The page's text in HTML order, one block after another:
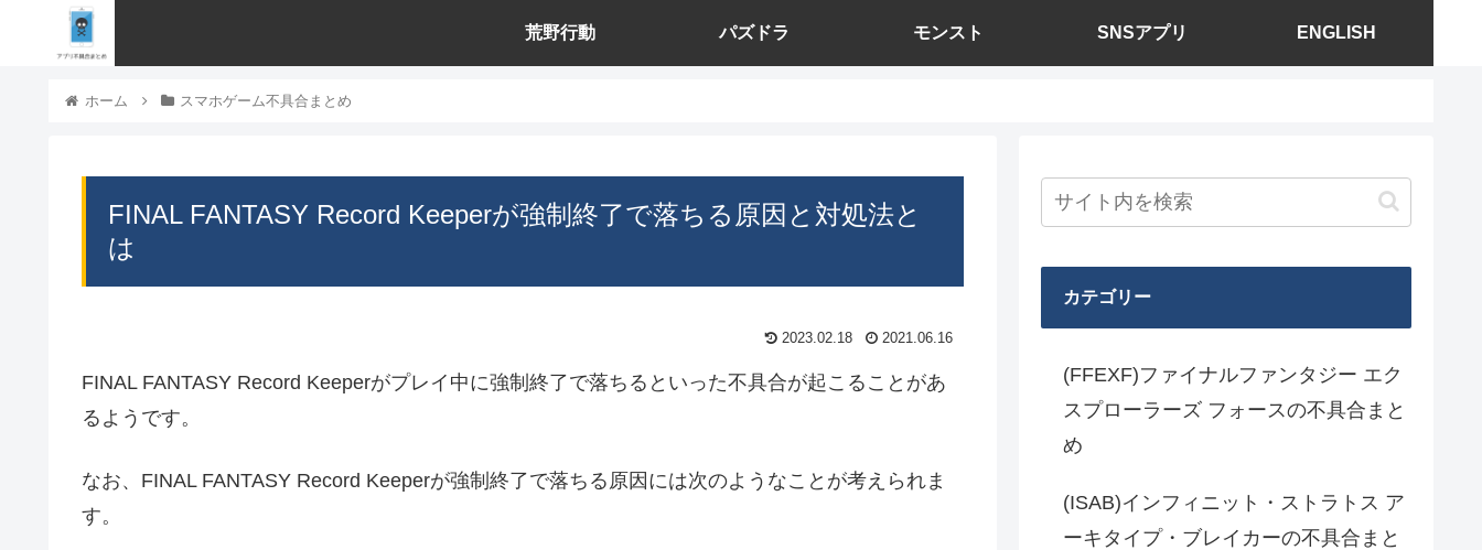
荒野行動 パズドラ モンスト SNSアプリ ENGLISH
ホーム スマホゲーム不具合まとめ
FINAL FANTASY Record Keeperが強制終了で落ちる原因と対処法と
は
2023.02.18 2021.06.16
FINAL FANTASY Record Keeperがプレイ中に強制終了で落ちるといった不具合が起こることがあ
るようです。
なお、FINAL FANTASY Record Keeperが強制終了で落ちる原因には次のようなことが考えられま
す。
カテゴリー
(FFEXF)ファイナルファンタジー エク
スプローラーズ フォースの不具合まと
め
(ISAB)インフィニット・ストラトス ア
ーキタイプ・ブレイカーの不具合まと